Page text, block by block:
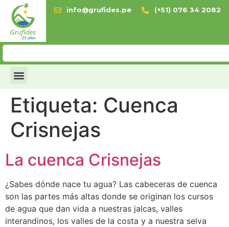
info@grufides.pe (+51) 076 34 2082
Etiqueta: Cuenca
Crisnejas
La cuenca Crisnejas
¿Sabes dónde nace tu agua? Las cabeceras de cuenca
son las partes más altas donde se originan los cursos
de agua que dan vida a nuestras jalcas, valles
interandinos, los valles de la costa y a nuestra selva